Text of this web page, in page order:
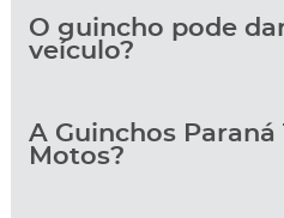
O guincho pode
veículo?
A Guinchos
Motos?